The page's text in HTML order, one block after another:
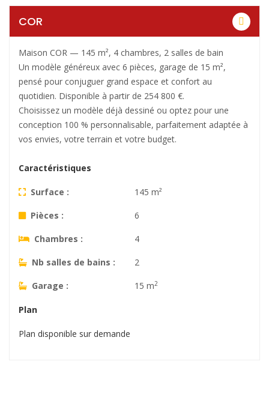
COR
Maison COR — 145 m², 4 chambres, 2 salles de bain
Un modèle généreux avec 6 pièces, garage de 15 m²,
pensé pour conjuguer grand espace et confort au
quotidien. Disponible à partir de 254 800 €.
Choisissez un modèle déjà dessiné ou optez pour une
conception 100 % personnalisable, parfaitement adaptée à
vos envies, votre terrain et votre budget.
Caractéristiques
Surface : 145 m²
Pièces : 6
Chambres : 4
Nb salles de bains : 2
Garage : 15 m2
Plan
Plan disponible sur demande